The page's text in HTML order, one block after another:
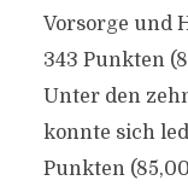
Vorsorge und
343 Punkten
Unter den
konnte sich
Punkten